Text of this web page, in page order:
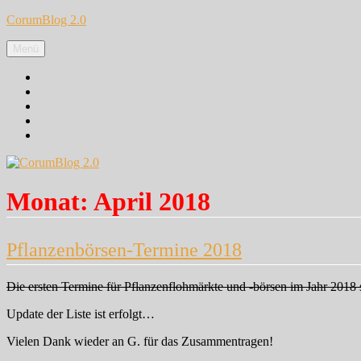
Zum
springen
CorumBlog 2.0
Menü
Monat: April 2018
Pflanzenbörsen-Termine 2018
Die ersten Termine für Pflanzenflohmärkte und -börsen im Jahr
Update der Liste ist erfolgt…
Vielen Dank wieder an G. für das Zusammentragen!